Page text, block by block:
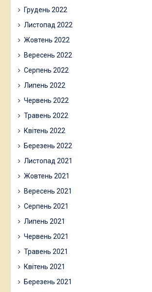
Грудень 2022
Листопад 2022
Жовтень 2022
Вересень 2022
Серпень 2022
Липень 2022
Червень 2022
Травень 2022
Квітень 2022
Березень 2022
Листопад 2021
Жовтень 2021
Вересень 2021
Серпень 2021
Липень 2021
Червень 2021
Травень 2021
Квітень 2021
Березень 2021